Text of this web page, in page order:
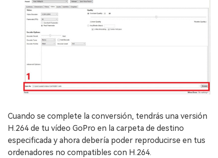
Cuando se complete la conversión, tendrás una versión
H.264 de tu vídeo GoPro en la carpeta de destino
especificada y ahora debería poder reproducirse en tus
ordenadores no compatibles con H.264.